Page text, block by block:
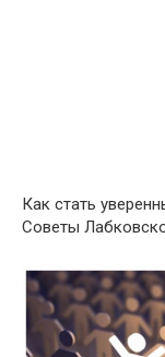
Как стать
Советы